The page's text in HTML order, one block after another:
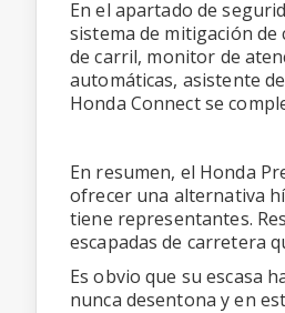
En el apartado de
sistema de mitigación
de carril, monitor de
automáticas, asistente
Honda Connect se
En resumen, el Honda
ofrecer una alternativa
tiene representantes.
escapadas de carretera
Es obvio que su escasa
nunca desentona y en